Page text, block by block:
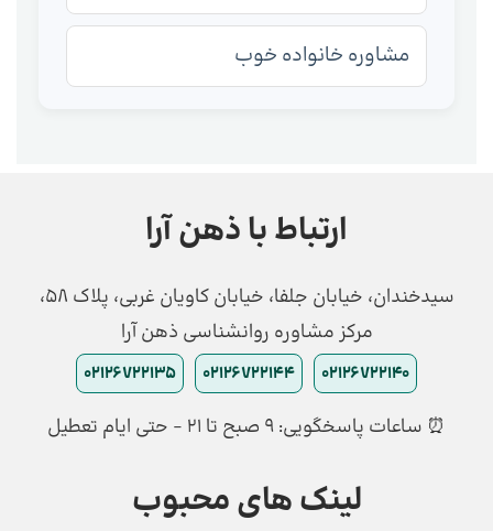
مشاوره خانواده خوب
ارتباط با ذهن آرا
سیدخندان، خیابان جلفا، خیابان کاویان غربی، پلاک 58،
مرکز مشاوره روانشناسی ذهن آرا
02126722140
02126722144
02126722135
⏰ ساعات پاسخگویی: ۹ صبح تا ۲۱ - حتی ایام تعطیل
لینک های محبوب